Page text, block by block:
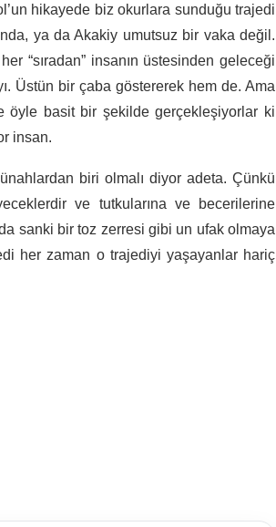
hikayede biz okurlara sunduğu trajedi
ya da Akakiy umutsuz bir vaka değil.
“sıradan” insanın üstesinden geleceği
Üstün bir çaba göstererek hem de. Ama
öyle basit bir şekilde gerçekleşiyorlar ki
insan.
biri olmalı diyor adeta. Çünkü
ve tutkularına ve becerilerine
sanki bir toz zerresi gibi un ufak olmaya
her zaman o trajediyi yaşayanlar hariç